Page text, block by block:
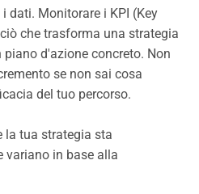
dati. Monitorare i KPI (Key
che trasforma una strategia
d'azione concreto. Non
se non sai cosa
del tuo percorso.
la tua strategia sta
variano in base alla